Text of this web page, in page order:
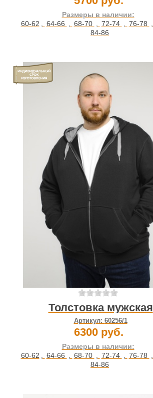
Размеры в наличии:
60-62 , 64-66 , 68-70 , 72-74 , 76-78 ,
84-86
Толстовка мужская
Артикул: 60256/1
6300 руб.
Размеры в наличии:
60-62 , 64-66 , 68-70 , 72-74 , 76-78 ,
84-86